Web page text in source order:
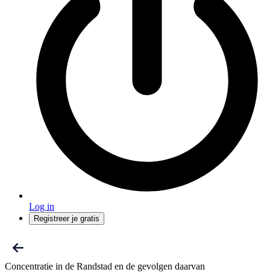
Log in
Registreer je gratis
Concentratie in de Randstad en de gevolgen daarvan